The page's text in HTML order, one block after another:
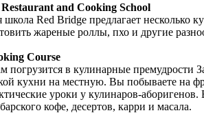
and Cooking School
школа Red Bridge предлагает
жареные роллы, пхо и другие
Course
погрузится в кулинарные премудрости
кухни на местную. Вы побываете на
уроки у кулинаров-
кофе, десертов, карри и масала.